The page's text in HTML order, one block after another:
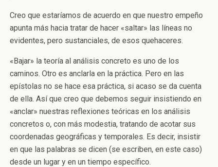
Creo que estaríamos de acuerdo en que nuestro empeño
apunta más hacia tratar de hacer «saltar» las líneas no
evidentes, pero sustanciales, de esos quehaceres.
«Bajar» la teoría al análisis concreto es uno de los
caminos. Otro es anclarla en la práctica. Pero en las
epístolas no se hace esa práctica, si acaso se da cuenta
de ella. Así que creo que debemos seguir insistiendo en
«anclar» nuestras reflexiones teóricas en los análisis
concretos o, con más modestia, tratando de acotar sus
coordenadas geográficas y temporales. Es decir, insistir
en que las palabras se dicen (se escriben, en este caso)
desde un lugar y en un tiempo específico.